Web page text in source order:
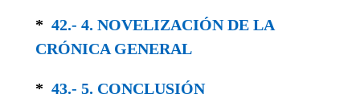
* 42.- 4. NOVELIZACIÓN DE LA
CRÓNICA GENERAL
* 43.- 5. CONCLUSIÓN